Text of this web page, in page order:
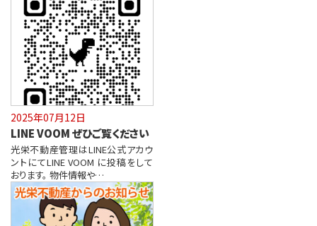
2025年07月12日
LINE VOOM ぜひご覧ください
光栄不動産管理はLINE公式アカウ
ントにてLINE VOOM に投稿をして
おります。 物件情報や…